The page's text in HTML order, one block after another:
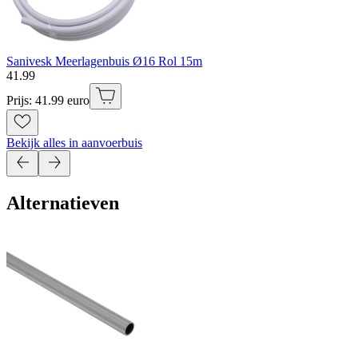
Sanivesk Meerlagenbuis Ø16 Rol 15m
41 .99
Prijs: 41.99 euro
Bekijk alles in aanvoerbuis
Alternatieven